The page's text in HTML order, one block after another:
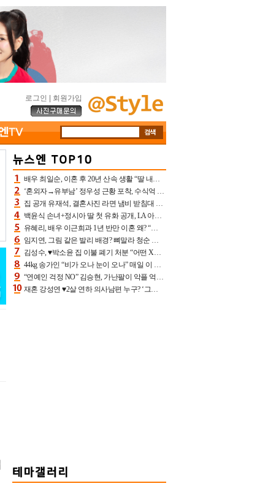
로그인 회원가입
배우 최일순, 이혼 후 20년 산속 생활 “딸 내가 버렸다고 원망‥맘 아파”(특종)[어제TV]
‘혼외자→유부남’ 정우성 근황 포착, 수식억 해킹 피해 후배 만났다 “존경하는”
집 공개 유재석, 결혼사진 라면 냄비 받침대 되고 분노‥가족사진도 피해(놀뭐)[어제TV]
백윤식 손녀+정시아 딸 첫 유화 공개, LA 아트쇼→서울국제조각페스타 작가다운 수준급 실력
유혜리, 배우 이근희과 1년 반만 이혼 왜? “식칼 꽂고 의자 던져” 충격 폭로(특종)[어제TV]
임지연, 그림 같은 발리 배경? 뼈말라 청순 비키니 핏에 상대 안 되네
김성수, ♥박소윤 집 이불 폐기 처분 “어떤 X이랑 썼을지 몰라” 질투(신랑수업2)[어제TV]
44kg 송가인 “비가 오나 눈이 오나” 매일 이 운동, 허벅지 근육량 상승+체지방 감소
“연예인 걱정 NO” 김승현, 가난팔이 악플 억울할만‥아내+딸과 日 여행
재혼 강성연 ♥2살 연하 의사남편 누구? ‘그알’ 자문의에 훈남 비주얼 초엘리트 스펙 [종합]